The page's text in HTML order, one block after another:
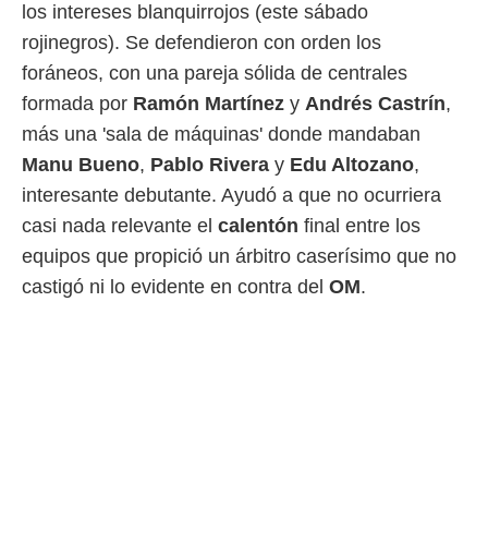
los intereses blanquirrojos (este sábado
rojinegros). Se defendieron con orden los
foráneos, con una pareja sólida de centrales
formada por Ramón Martínez y Andrés Castrín,
más una 'sala de máquinas' donde mandaban
Manu Bueno, Pablo Rivera y Edu Altozano,
interesante debutante. Ayudó a que no ocurriera
casi nada relevante el calentón final entre los
equipos que propició un árbitro caserísimo que no
castigó ni lo evidente en contra del OM.